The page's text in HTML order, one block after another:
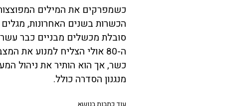
כשמפרקים את המילים המפוצצות
הכשרות בשנים האחרונות,
סובלת מכשלים מבניים כבר
ה-80 אולי הצליח למנוע את
כשר, אך הוא הותיר את ניהול
מנגנון הסדרה כולל.